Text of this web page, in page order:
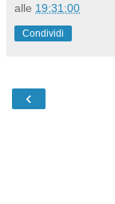
alle 19:31:00
Condividi
‹